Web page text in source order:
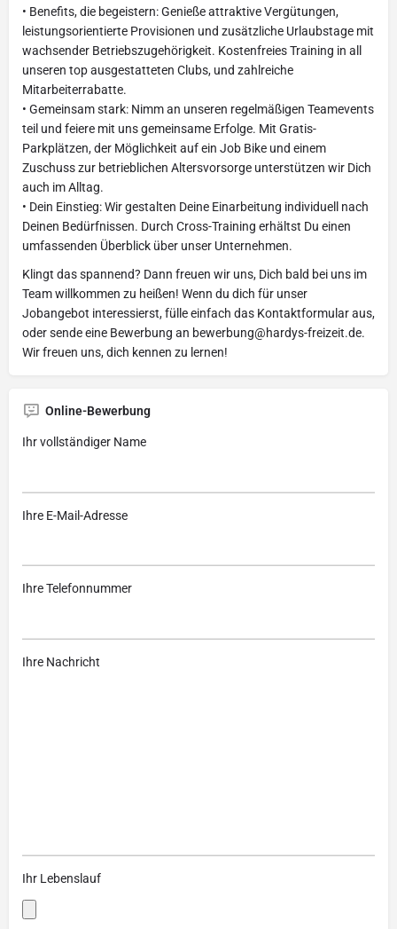
• Benefits, die begeistern: Genieße attraktive Vergütungen,
leistungsorientierte Provisionen und zusätzliche Urlaubstage mit
wachsender Betriebszugehörigkeit. Kostenfreies Training in all
unseren top ausgestatteten Clubs, und zahlreiche
Mitarbeiterrabatte.
• Gemeinsam stark: Nimm an unseren regelmäßigen Teamevents
teil und feiere mit uns gemeinsame Erfolge. Mit Gratis-
Parkplätzen, der Möglichkeit auf ein Job Bike und einem
Zuschuss zur betrieblichen Altersvorsorge unterstützen wir Dich
auch im Alltag.
• Dein Einstieg: Wir gestalten Deine Einarbeitung individuell nach
Deinen Bedürfnissen. Durch Cross-Training erhältst Du einen
umfassenden Überblick über unser Unternehmen.
Klingt das spannend? Dann freuen wir uns, Dich bald bei uns im
Team willkommen zu heißen! Wenn du dich für unser
Jobangebot interessierst, fülle einfach das Kontaktformular aus,
oder sende eine Bewerbung an bewerbung@hardys-freizeit.de.
Wir freuen uns, dich kennen zu lernen!
Online-Bewerbung
Ihr vollständiger Name
Ihre E-Mail-Adresse
Ihre Telefonnummer
Ihre Nachricht
Ihr Lebenslauf